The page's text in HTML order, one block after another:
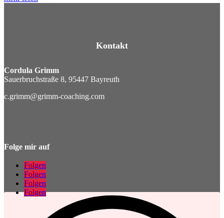
Kontakt
Cordula Grimm
Sauerbruchstraße 8, 95447 Bayreuth
c.grimm@grimm-coaching.com
Folge mir auf
Folgen
Folgen
Folgen
Folgen